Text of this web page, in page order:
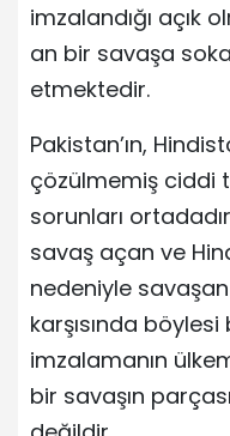
imzalandığı açık
an bir savaşa
etmektedir.
Pakistan’ın,
çözülmemiş ciddi
sorunları
savaş açan ve
nedeniyle
karşısında
imzalamanın
bir savaşın